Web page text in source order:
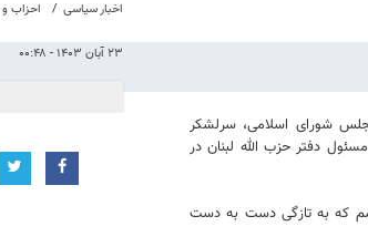
اخبار سیاسی احزاب
۲۳ آبان ۱۴۰۳ - ۰۰:۴۸
با حضور محمدباقر قالیباف رئیس مجلس شورای اسلامی، سرلشکر
دفتر حزب الله لبنان در
که به تازگی دست به دست